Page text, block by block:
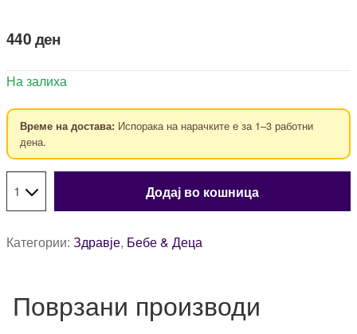
440ден
На залиха
Време на достава: Испорака на нарачките е за 1–3 работни
дена.
Додај во кошница
Категории: Здравје, Бебе & Деца
Поврзани производи